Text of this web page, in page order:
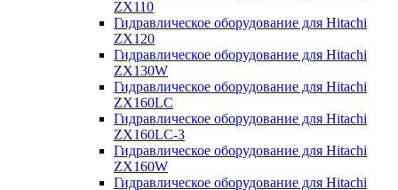
ZX110
Гидравлическое оборудование для Hitachi
ZX120
Гидравлическое оборудование для Hitachi
ZX130W
Гидравлическое оборудование для Hitachi
ZX160LC
Гидравлическое оборудование для Hitachi
ZX160LC-3
Гидравлическое оборудование для Hitachi
ZX160W
Гидравлическое оборудование для Hitachi